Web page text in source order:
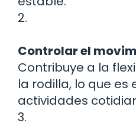
2.
Controlar el
Contribuye a la
la rodilla, lo que es
actividades
3.